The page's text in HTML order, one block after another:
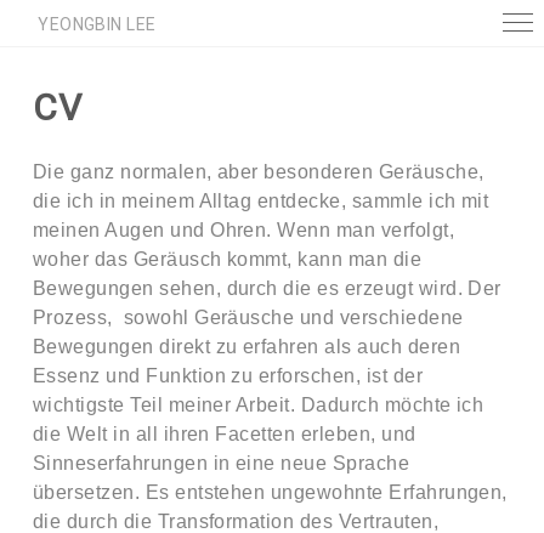
YEONGBIN LEE
CV
Die ganz normalen, aber besonderen Geräusche,
die ich in meinem Alltag entdecke, sammle ich mit
meinen Augen und Ohren. Wenn man verfolgt,
woher das Geräusch kommt, kann man die
Bewegungen sehen, durch die es erzeugt wird. Der
Prozess,
sowohl Geräusche und verschiedene
Bewegungen direkt zu erfahren als auch deren
Essenz und Funktion zu erforschen, ist der
wichtigste Teil meiner Arbeit. Dadurch möchte ich
die Welt in all ihren Facetten erleben, und
Sinneserfahrungen in eine neue Sprache
übersetzen. Es entstehen ungewohnte Erfahrungen,
die durch die Transformation des Vertrauten,